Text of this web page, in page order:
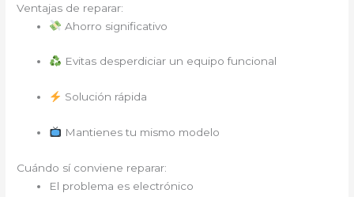
Ventajas de reparar:
Ahorro significativo
Evitas desperdiciar un equipo funcional
Solución rápida
Mantienes tu mismo modelo
Cuándo sí conviene reparar:
El problema es electrónico